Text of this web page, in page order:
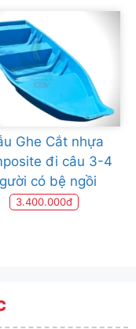
Ghe Cắt nhựa
đi câu 3-4
có bệ ngồi
3.400.000đ